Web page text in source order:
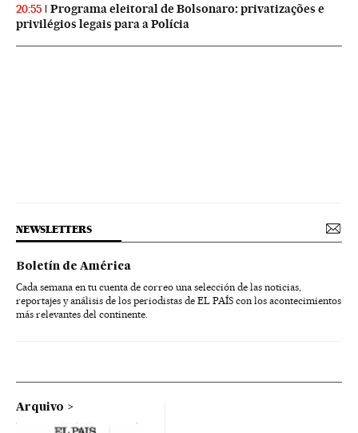
20:55
Programa eleitoral de Bolsonaro: privatizações e
privilégios legais para a Polícia
NEWSLETTERS
Boletín de América
Cada semana en tu cuenta de correo una selección de las noticias,
reportajes y análisis de los periodistas de EL PAÍS con los acontecimientos
más relevantes del continente.
Arquivo